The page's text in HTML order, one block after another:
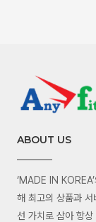
ABOUT US
‘MADE IN
해 최고의 상품과
선 가치로 삼아 항